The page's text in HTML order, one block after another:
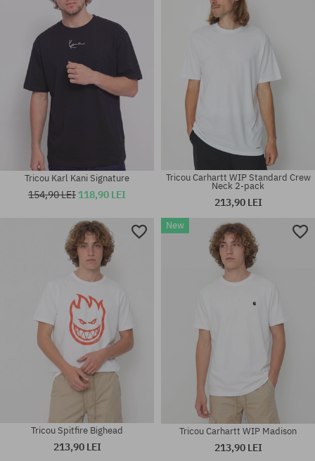
Mărimi existente:
Mărimi existente:
Tricou Karl Kani Signature
154,90 LEI 118,90 LEI
Tricou Carhartt WIP Standard Crew
Neck 2-pack
213,90 LEI
Tricou Spitfire Bighead
213,90 LEI
New
Tricou Carhartt WIP Madison
213,90 LEI